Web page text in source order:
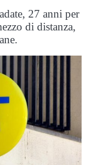
27 anni per
di distanza,